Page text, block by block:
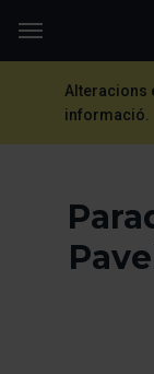
Alteracions
informació.